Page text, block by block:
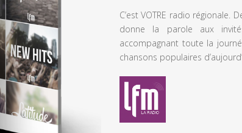
C’est VOTRE radio régionale.
donne la parole aux
accompagnant toute la
chansons populaires